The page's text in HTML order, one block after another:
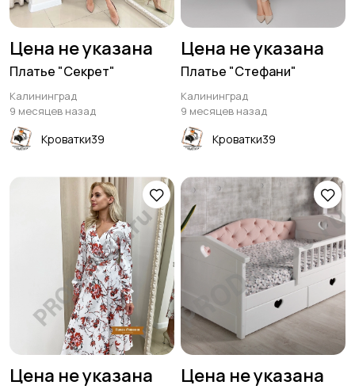
Цена не указана
Платье "Секрет"
Калининград
9 месяцев назад
Кроватки39
Цена не указана
Платье "Стефани"
Калининград
9 месяцев назад
Кроватки39
Цена не указана Цена не указана